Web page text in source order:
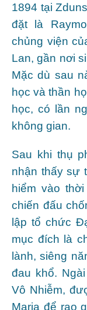
1894 tại
đặt là
chủng viện
Lan, gần nơi
Mặc dù sau
học và thần
học, có lần
không gian.
Sau khi thụ
nhận thấy sự
hiểm vào
chiến đấu
lập tổ chức
mục đích là
lành, siêng
đau khổ.
Vô Nhiễm,
Maria để rao